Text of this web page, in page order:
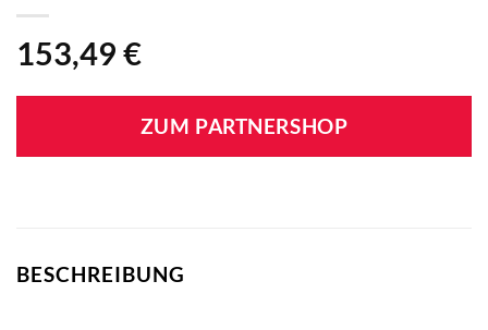
153,49 €
ZUM PARTNERSHOP
BESCHREIBUNG